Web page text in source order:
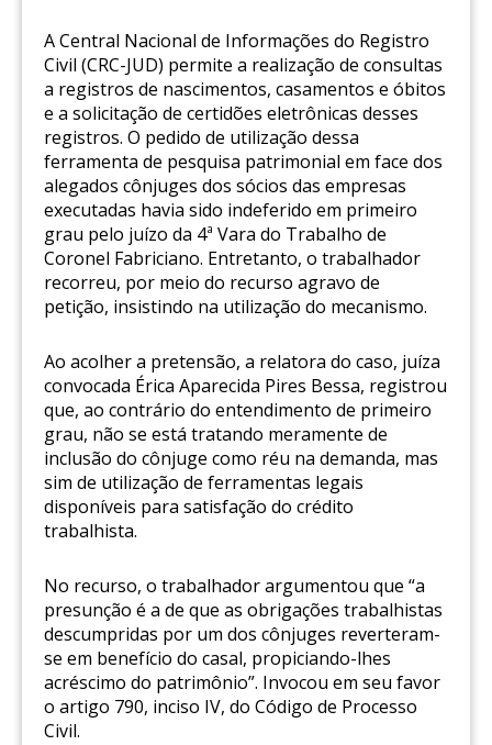
A Central Nacional de Informações do Registro
Civil (CRC-JUD) permite a realização de consultas
a registros de nascimentos, casamentos e óbitos
e a solicitação de certidões eletrônicas desses
registros. O pedido de utilização dessa
ferramenta de pesquisa patrimonial em face dos
alegados cônjuges dos sócios das empresas
executadas havia sido indeferido em primeiro
grau pelo juízo da 4ª Vara do Trabalho de
Coronel Fabriciano. Entretanto, o trabalhador
recorreu, por meio do recurso agravo de
petição, insistindo na utilização do mecanismo.
Ao acolher a pretensão, a relatora do caso, juíza
convocada Érica Aparecida Pires Bessa, registrou
que, ao contrário do entendimento de primeiro
grau, não se está tratando meramente de
inclusão do cônjuge como réu na demanda, mas
sim de utilização de ferramentas legais
disponíveis para satisfação do crédito
trabalhista.
No recurso, o trabalhador argumentou que “a
presunção é a de que as obrigações trabalhistas
descumpridas por um dos cônjuges reverteram-
se em benefício do casal, propiciando-lhes
acréscimo do patrimônio”. Invocou em seu favor
o artigo 790, inciso IV, do Código de Processo
Civil.